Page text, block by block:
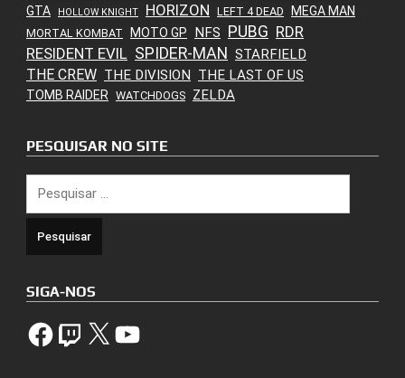
GTA HOLLOW KNIGHT HORIZON LEFT 4 DEAD MEGA MAN
MORTAL KOMBAT MOTO GP NFS PUBG RDR
RESIDENT EVIL SPIDER-MAN STARFIELD
THE CREW THE DIVISION THE LAST OF US
TOMB RAIDER WATCHDOGS ZELDA
PESQUISAR NO SITE
por:
SIGA-NOS
FacebookTwitch X YouTube